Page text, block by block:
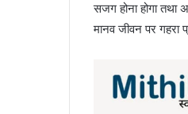
सजग होना होगा तथा
मानव जीवन पर गहरा